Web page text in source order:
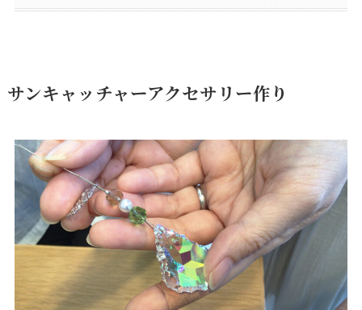
サンキャッチャーアクセサリー作り